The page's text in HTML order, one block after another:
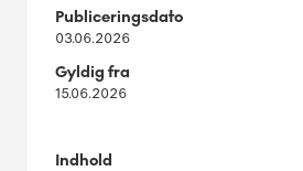
Publiceringsdato
03.06.2026
Gyldig fra
15.06.2026
Indhold